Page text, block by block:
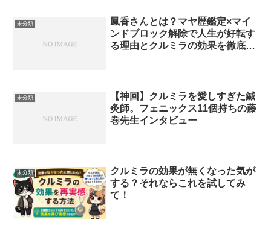
未分類
鳳香さんとは？マヤ歴鑑定×マイ
ンドブロック解除で人生が好転す
る理由とクルミラの効果を徹底解
未分類
【神回】クルミラを愛しすぎた鍼
灸師。フェニックス11個持ちの藤
巻先生インタビュー
未分類
クルミラの効果が無くなった気が
する？それならこれを試してみ
て！